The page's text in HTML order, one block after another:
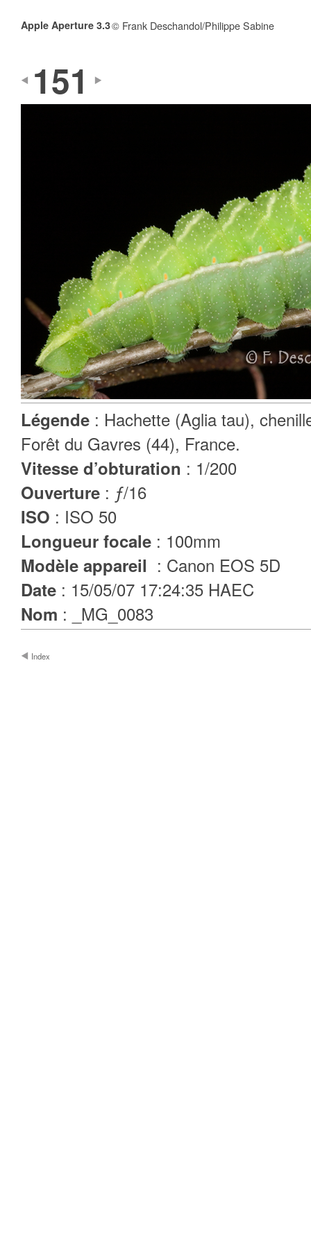
Apple Aperture 3.3© Frank Deschandol/Philippe Sabine
151
Légende : Hachette (Aglia tau),
Forêt du Gavres (44), France.
Vitesse d’obturation : 1/200
Ouverture : ƒ/16
ISO : ISO 50
Longueur focale : 100mm
Modèle appareil : Canon EOS 5D
Date : 15/05/07 17:24:35 HAEC
Nom : _MG_0083
Index